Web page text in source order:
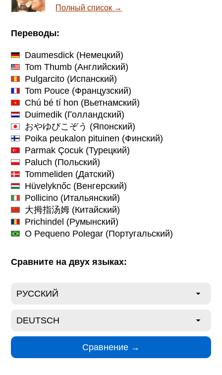
Полный список →
Переводы:
Daumesdick (Немецкий)
Tom Thumb (Английский)
Pulgarcito (Испанский)
Tom Pouce (Французский)
Chú bé tí hon (Вьетнамский)
Duimedik (Голландский)
おやゆびこぞう (Японский)
Poika peukalon pituinen (Финский)
Parmak Çocuk (Турецкий)
Paluch (Польский)
Tommeliden (Датский)
Hüvelyknőc (Венгерский)
Pollicino (Итальянский)
大拇指汤姆 (Китайский)
Prichindel (Румынский)
O Pequeno Polegar (Португальский)
Сравните на двух языках: